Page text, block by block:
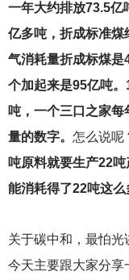
一年大约排放73.5亿
亿多吨，折成标准煤
气消耗量折成标煤是
个加起来是95亿吨
吨，一个三口之家
量的数字。 怎么说呢
吨原料就要生产22
能消耗得了22吨这么
关于碳中和，最怕
今天主要跟大家分享